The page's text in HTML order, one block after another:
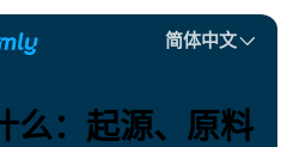
简体中文
么：起源、原料